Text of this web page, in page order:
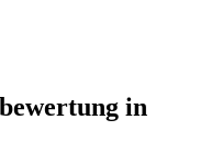
in